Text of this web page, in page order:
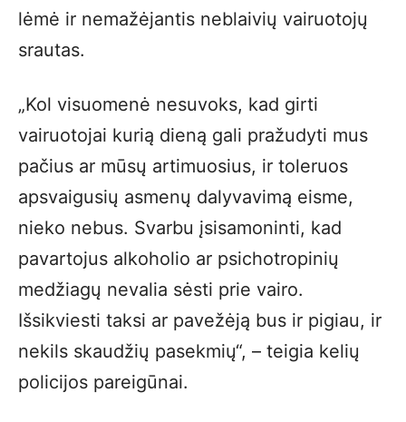
lėmė ir nemažėjantis neblaivių vairuotojų
srautas.
„Kol visuomenė nesuvoks, kad girti
vairuotojai kurią dieną gali pražudyti mus
pačius ar mūsų artimuosius, ir toleruos
apsvaigusių asmenų dalyvavimą eisme,
nieko nebus. Svarbu įsisamoninti, kad
pavartojus alkoholio ar psichotropinių
medžiagų nevalia sėsti prie vairo.
Išsikviesti taksi ar pavežėją bus ir pigiau, ir
nekils skaudžių pasekmių“, – teigia kelių
policijos pareigūnai.